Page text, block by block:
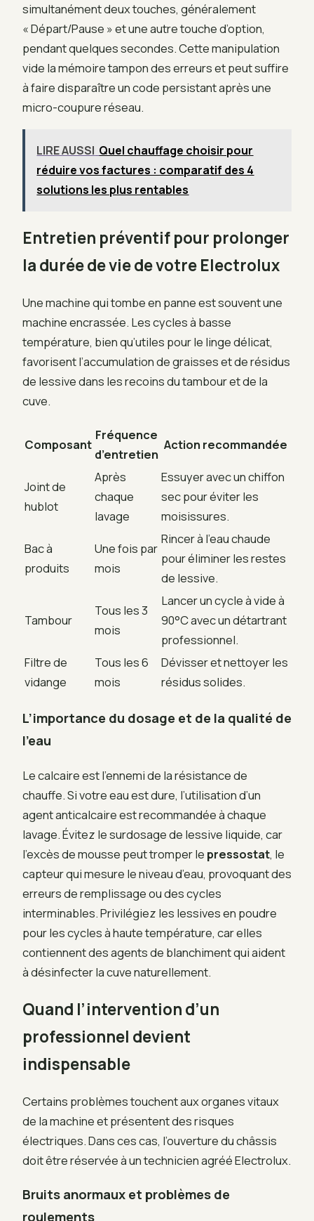
simultanément deux touches, généralement
« Départ/Pause » et une autre touche d’option,
pendant quelques secondes. Cette manipulation
vide la mémoire tampon des erreurs et peut suffire
à faire disparaître un code persistant après une
micro-coupure réseau.
LIRE AUSSI Quel chauffage choisir pour
réduire vos factures : comparatif des 4
solutions les plus rentables
Entretien préventif pour prolonger
la durée de vie de votre Electrolux
Une machine qui tombe en panne est souvent une
machine encrassée. Les cycles à basse
température, bien qu’utiles pour le linge délicat,
favorisent l’accumulation de graisses et de résidus
de lessive dans les recoins du tambour et de la
cuve.
Composant
Fréquence
d’entretien
Action recommandée
Joint de
hublot
Après
chaque
lavage
Essuyer avec un chiffon
sec pour éviter les
moisissures.
Bac à
produits
Une fois par
mois
Rincer à l’eau chaude
pour éliminer les restes
de lessive.
Tambour
Tous les 3
mois
Lancer un cycle à vide à
90°C avec un détartrant
professionnel.
Filtre de
vidange
Tous les 6
mois
Dévisser et nettoyer les
résidus solides.
L’importance du dosage et de la qualité de
l’eau
Le calcaire est l’ennemi de la résistance de
chauffe. Si votre eau est dure, l’utilisation d’un
agent anticalcaire est recommandée à chaque
lavage. Évitez le surdosage de lessive liquide, car
l’excès de mousse peut tromper le pressostat, le
capteur qui mesure le niveau d’eau, provoquant des
erreurs de remplissage ou des cycles
interminables. Privilégiez les lessives en poudre
pour les cycles à haute température, car elles
contiennent des agents de blanchiment qui aident
à désinfecter la cuve naturellement.
Quand l’intervention d’un
professionnel devient
indispensable
Certains problèmes touchent aux organes vitaux
de la machine et présentent des risques
électriques. Dans ces cas, l’ouverture du châssis
doit être réservée à un technicien agréé Electrolux.
Bruits anormaux et problèmes de
roulements